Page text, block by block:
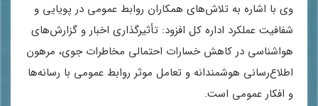
وی با اشاره به تلاش‌های همکاران روابط عمومی در پویایی و
شفافیت عملکرد اداره کل افزود: تأثیرگذاری اخبار و گزارش‌های
هواشناسی در کاهش خسارات احتمالی مخاطرات جوی، مرهون
اطلاع‌رسانی هوشمندانه و تعامل موثر روابط عمومی با رسانه‌ها
و افکار عمومی است.